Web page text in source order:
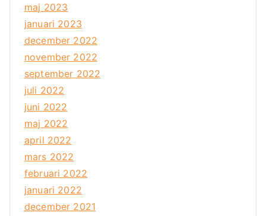
maj 2023
januari 2023
december 2022
november 2022
september 2022
juli 2022
juni 2022
maj 2022
april 2022
mars 2022
februari 2022
januari 2022
december 2021